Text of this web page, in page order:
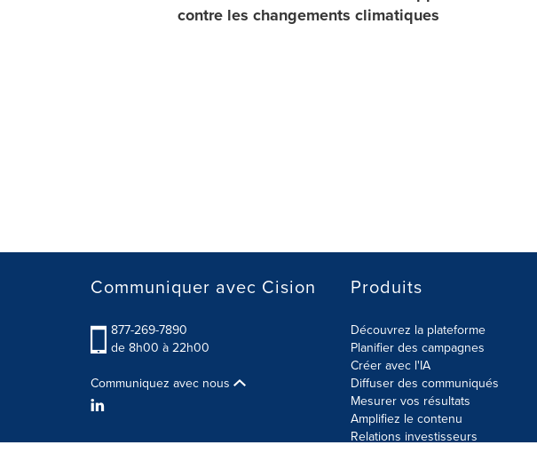
contre les changements climatiques
Communiquer avec Cision
877-269-7890
de 8h00 à 22h00
Communiquez avec nous
Produits
Découvrez la plateforme
Planifier des campagnes
Créer avec l'IA
Diffuser des communiqués
Mesurer vos résultats
Amplifiez le contenu
Relations investisseurs